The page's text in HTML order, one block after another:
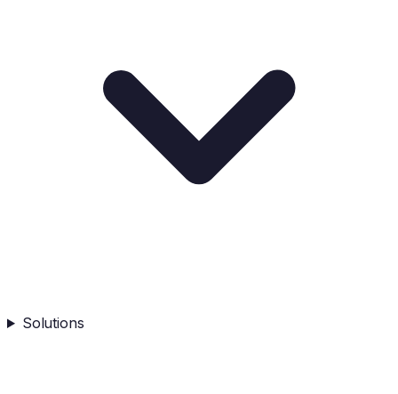
Solutions